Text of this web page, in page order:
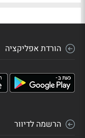
הורדת אפליקציה
הרשמה לדיוור